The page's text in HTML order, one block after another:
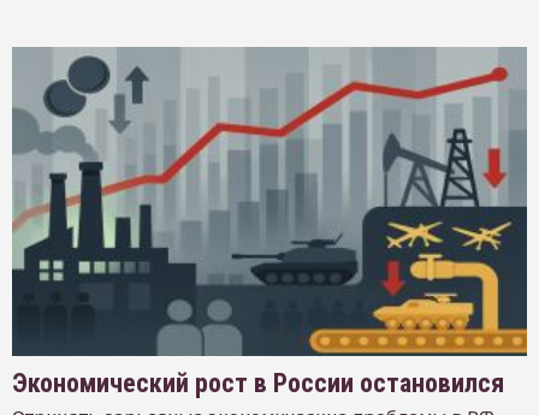
Экономический рост в России остановился